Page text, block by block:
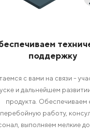
поддержку
с вами на связи -
и дальнейшем
продукта. Обеспечиваем
работу,
выполняем мелкие